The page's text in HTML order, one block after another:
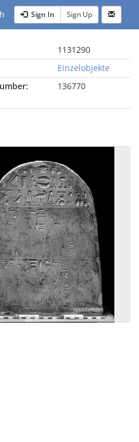
Sign In Sign Up
1131290
Einzelobjekte
136770